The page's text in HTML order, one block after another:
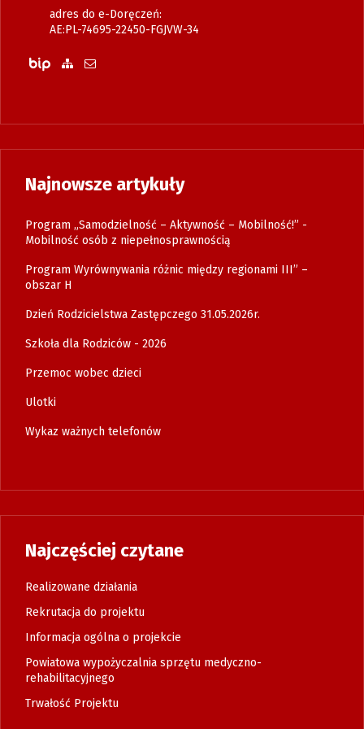
adres do e-Doręczeń:
AE:PL-74695-22450-FGJVW-34
Biuletyn Informacji Publicznej
Zobacz mapę strony
Wyślij email
Najnowsze artykuły
Program „Samodzielność – Aktywność – Mobilność!” -
Mobilność osób z niepełnosprawnością
Program Wyrównywania różnic między regionami III” –
obszar H
Dzień Rodzicielstwa Zastępczego 31.05.2026r.
Szkoła dla Rodziców - 2026
Przemoc wobec dzieci
Ulotki
Wykaz ważnych telefonów
Najczęściej czytane
Realizowane działania
Rekrutacja do projektu
Informacja ogólna o projekcie
Powiatowa wypożyczalnia sprzętu medyczno-
rehabilitacyjnego
Trwałość Projektu